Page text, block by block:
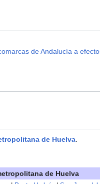
de Andalucía a
de Huelva
de Huelva